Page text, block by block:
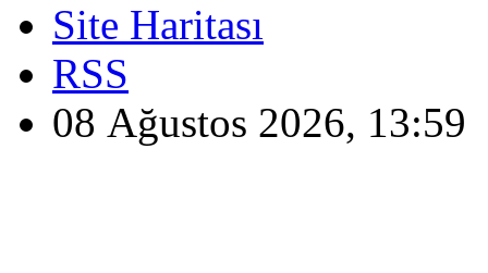
Site Haritası
RSS
08 Ağustos 2026, 13:59